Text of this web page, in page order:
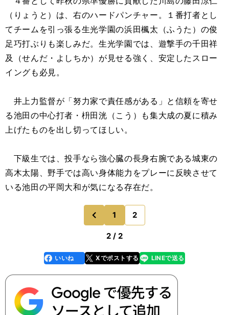
（りょうと）は、右のハードパンチャー。１番打者とし
てチームを引っ張る生光学園の浜田楓太（ふうた）の俊
足巧打ぶりも楽しみだ。生光学園では、遊撃手の千田祥
及（せんだ・よしちか）が見せる強く、安定したスロー
イングも必見。
井上力監督が「努力家で責任感がある」と信頼を寄せ
る池田の中心打者・枡田洸（こう）も集大成の夏に積み
上げたものを出し切ってほしい。
下級生では、投手なら強心臓の長身右腕である城東の
高木太陽、野手では高い身体能力をプレーに反映させて
いる池田の平岡大和が気になる存在だ。
前
1 2
2 / 2
faceboo
k
いいね Xでポストする
line LINEで送る